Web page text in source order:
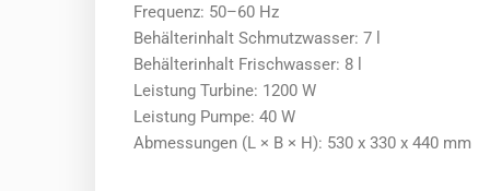
Frequenz: 50–60 Hz
Behälterinhalt Schmutzwasser: 7 l
Behälterinhalt Frischwasser: 8 l
Leistung Turbine: 1200 W
Leistung Pumpe: 40 W
Abmessungen (L × B × H): 530 x 330 x 440 mm